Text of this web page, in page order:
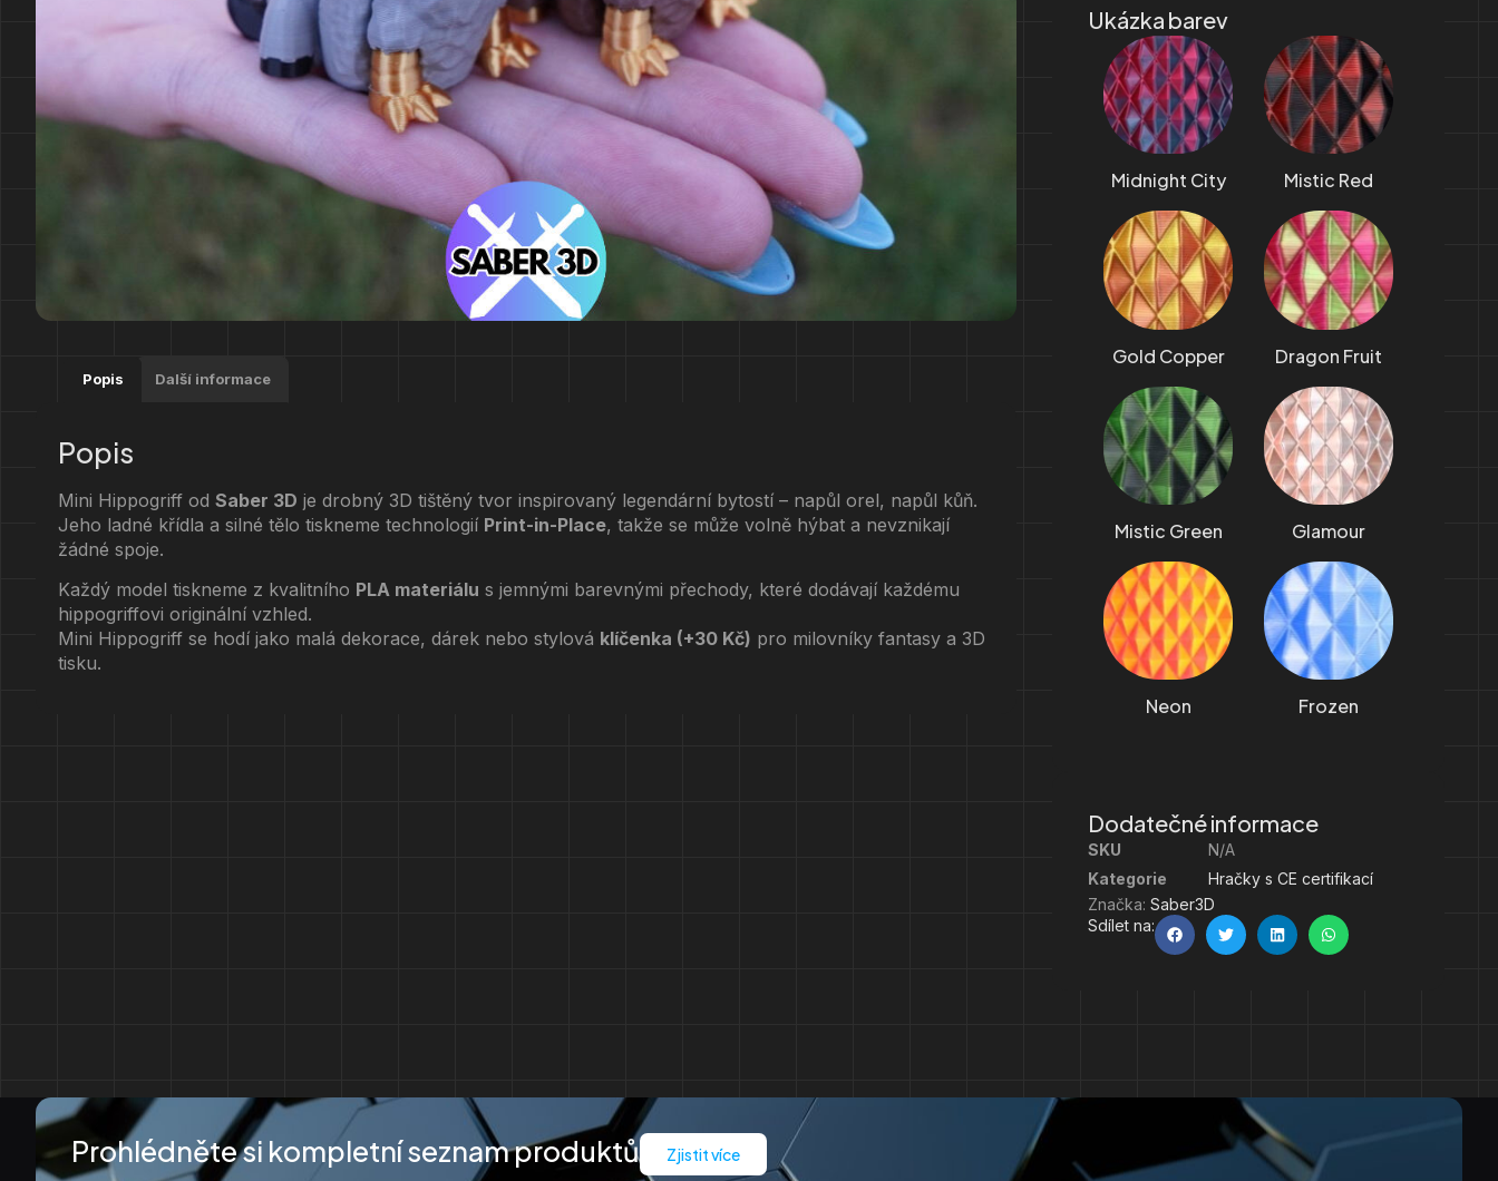
Popis Další informace
Popis
Mini Hippogriff od Saber 3D je drobný 3D tištěný tvor inspirovaný legendární bytostí – napůl orel, napůl kůň.
Jeho ladné křídla a silné tělo tiskneme technologií Print-in-Place, takže se může volně hýbat a nevznikají
žádné spoje.
Každý model tiskneme z kvalitního PLA materiálu s jemnými barevnými přechody, které dodávají každému
hippogriffovi originální vzhled.
Mini Hippogriff se hodí jako malá dekorace, dárek nebo stylová klíčenka (+30 Kč) pro milovníky fantasy a 3D
tisku.
Ukázka barev
Midnight City Mistic Red
Gold Copper Dragon Fruit
Mistic Green Glamour
Neon Frozen
Dodatečné informace
SKU
N/A
Kategorie
Hračky s CE certifikací
Značka: Saber3D
Sdílet na:
Prohlédněte si kompletní seznam produktů Zjistit více